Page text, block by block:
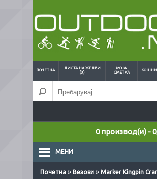
ПОЧЕТНА
ЛИСТА НА ЖЕЛБИ
(0)
МОЈА
СМЕТКА
0 производ(и) -
МЕНИ
Почетна » Везови » Marker Kingpin